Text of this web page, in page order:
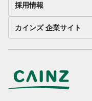
採用情報
カインズ 企業サイト